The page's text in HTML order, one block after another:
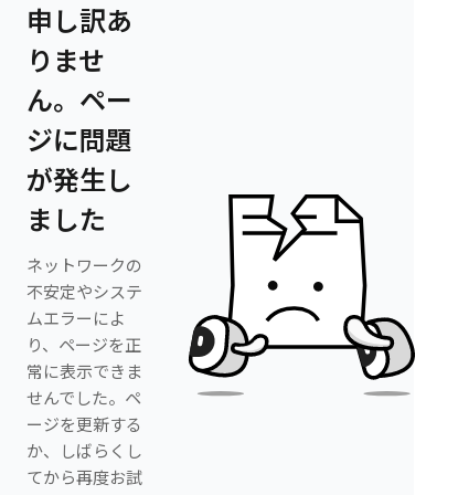
申し訳あ
りませ
ん。ペー
ジに問題
が発生し
ました
ネットワークの
不安定やシステ
ムエラーによ
り、ページを正
常に表示できま
せんでした。ペ
ージを更新する
か、しばらくし
てから再度お試